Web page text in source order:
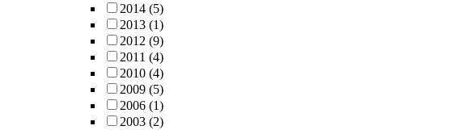
2014 (5)
2013 (1)
2012 (9)
2011 (4)
2010 (4)
2009 (5)
2006 (1)
2003 (2)